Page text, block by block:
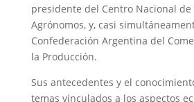
presidente del Centro Nacional de
Agrónomos, y, casi
Confederación Argentina del
la Producción.
Sus antecedentes y el
temas vinculados a los aspectos